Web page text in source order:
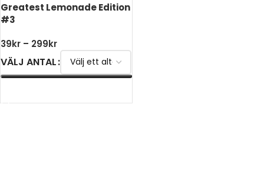
Greatest Lemonade Edition
#3
39kr – 299kr
VÄLJ ANTAL